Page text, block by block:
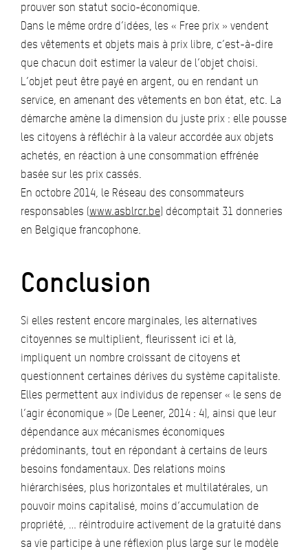
prouver son statut socio-économique.
Dans le même ordre d’idées, les « Free prix » vendent
des vêtements et objets mais à prix libre, c’est-à-dire
que chacun doit estimer la valeur de l’objet choisi.
L’objet peut être payé en argent, ou en rendant un
service, en amenant des vêtements en bon état, etc. La
démarche amène la dimension du juste prix : elle pousse
les citoyens à réfléchir à la valeur accordée aux objets
achetés, en réaction à une consommation effrénée
basée sur les prix cassés.
En octobre 2014, le Réseau des consommateurs
responsables (www.asblrcr.be) décomptait 31 donneries
en Belgique francophone.
Conclusion
Si elles restent encore marginales, les alternatives
citoyennes se multiplient, fleurissent ici et là,
impliquent un nombre croissant de citoyens et
questionnent certaines dérives du système capitaliste.
Elles permettent aux individus de repenser « le sens de
l’agir économique » (De Leener, 2014 : 4), ainsi que leur
dépendance aux mécanismes économiques
prédominants, tout en répondant à certains de leurs
besoins fondamentaux. Des relations moins
hiérarchisées, plus horizontales et multilatérales, un
pouvoir moins capitalisé, moins d’accumulation de
propriété, … réintroduire activement de la gratuité dans
sa vie participe à une réflexion plus large sur le modèle